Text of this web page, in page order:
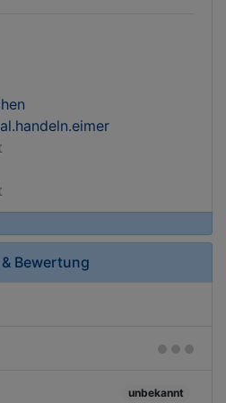
Bewertung
unbekannt